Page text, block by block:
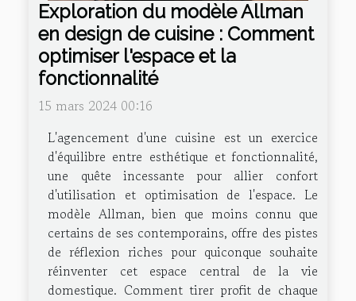
Exploration du modèle Allman
en design de cuisine : Comment
optimiser l'espace et la
fonctionnalité
15 mars 2024 00:16
L'agencement d'une cuisine est un exercice
d'équilibre entre esthétique et fonctionnalité,
une quête incessante pour allier confort
d'utilisation et optimisation de l'espace. Le
modèle Allman, bien que moins connu que
certains de ses contemporains, offre des pistes
de réflexion riches pour quiconque souhaite
réinventer cet espace central de la vie
domestique. Comment tirer profit de chaque